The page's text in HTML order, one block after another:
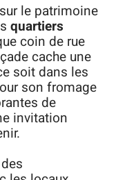
le patrimoine
quartiers
coin de rue
cache une
soit dans les
son fromage
de
invitation